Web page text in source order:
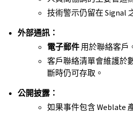
技術警示仍留在 Signal
外部通訊：
電子郵件用於聯絡客戶
客戶聯絡清單會維護於
斷時仍可存取。
公開披露：
如果事件包含 Weblate